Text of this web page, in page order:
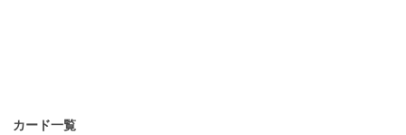
カード一覧